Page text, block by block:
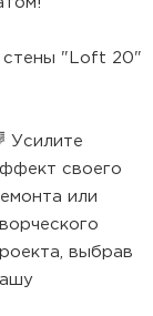
стены "Loft 20"
Усилите
своего
или
выбрав